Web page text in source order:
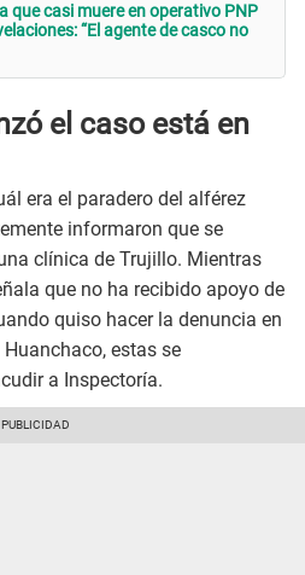
que casi muere en operativo PNP
“El agente de casco no
el caso está en
era el paradero del alférez
informaron que se
clínica de Trujillo. Mientras
que no ha recibido apoyo de
quiso hacer la denuncia en
estas se
a Inspectoría.